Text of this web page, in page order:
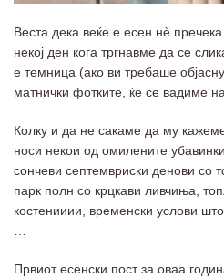
Веста дека веќе е есен нè
некој ден кога тргнавме да се
е темница (ако ви требаше
матнички фотките, ќе се вадиме
Колку и да не сакаме да му
носи некои од омилените
сончеви септемвриски денови со
парк полн со крцкави ливчиња,
костенииии, временски услови
…
Првиот есенски пост за оваа